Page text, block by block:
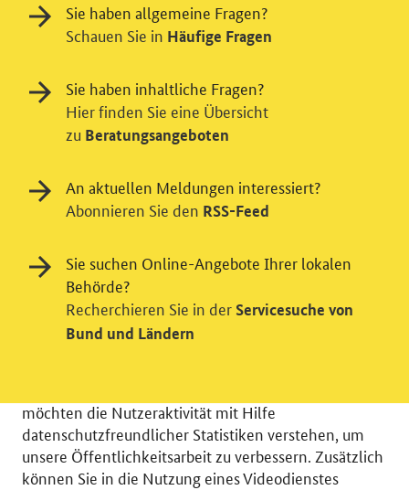
Einwilligung in Tracking und / oder
Videodienst
möchten die Nutzeraktivität mit Hilfe
datenschutzfreundlicher Statistiken verstehen, um
unsere Öffentlichkeitsarbeit zu verbessern. Zusätzlich
können Sie in die Nutzung eines Videodienstes
Sie haben allgemeine Fragen?
Schauen Sie in Häufige Fragen
Sie haben inhaltliche Fragen?
Hier finden Sie eine Übersicht
zu Beratungsangeboten
An aktuellen Meldungen interessiert?
Abonnieren Sie den RSS-Feed
Sie suchen Online-Angebote Ihrer lokalen
Behörde?
Recherchieren Sie in der Servicesuche von
Bund und Ländern